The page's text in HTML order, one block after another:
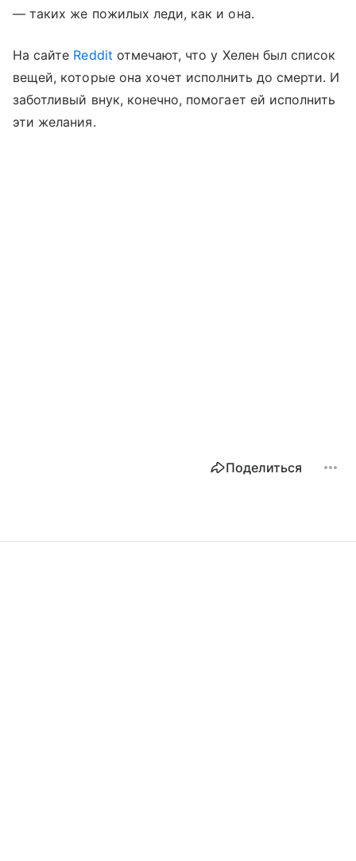
— таких же пожилых леди, как и она.
На сайте Reddit отмечают, что у Хелен был список
вещей, которые она хочет исполнить до смерти. И
заботливый внук, конечно, помогает ей исполнить
эти желания.
Поделиться